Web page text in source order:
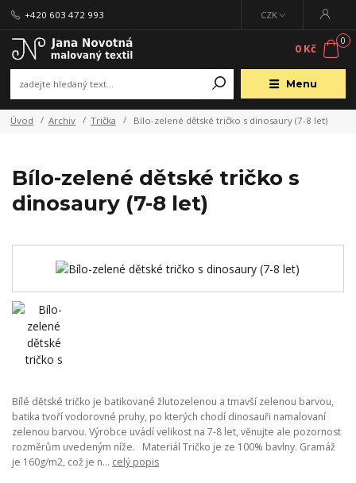
Menu
CZK
+420 603 472 993
0
0 Kč
Úvod Archiv Trička Bílo-zelené dětské tričko s dinosaury (7-8 let)
Bílo-zelené dětské tričko s
dinosaury (7-8 let)
Bílé dětské tričko je batikované žlutozelenou a tmavší zelenou barvou,
batika tvoří vodorovné pruhy, po kterých chodí dinosauři namalovaní
zelenou barvou. Výrobce uvádí velikost na 7-8 let, věnujte ale pozornost
rozměrům uvedeným níže. Materiál Tričko je ze 100% bavlny. Gramáž
je 160g/m2, což je n... celý popis